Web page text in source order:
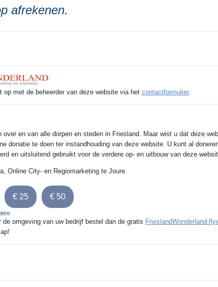
afrekenen.
met de beheerder van deze website via het contactformulier.
en van alle dorpen en steden in Friesland. Maar wist u dat deze
te doen ter instandhouding van deze website. U kunt al
en uitsluitend gebruikt voor de verdere op- en uitbouw van deze
Online City- en Regiomarketing te Joure
omgeving van uw bedrijf bestel dan de gratis FrieslandWonderland-